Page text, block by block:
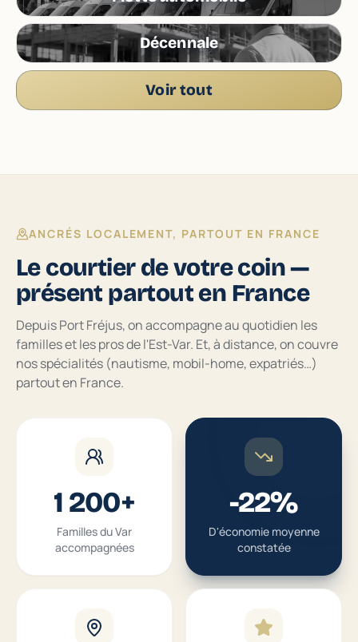
Décennale
Voir tout
ANCRÉS LOCALEMENT, PARTOUT EN FRANCE
Le courtier de votre coin —
présent partout en France
Depuis Port Fréjus, on accompagne au quotidien les
familles et les pros de l'Est-Var. Et, à distance, on couvre
nos spécialités (nautisme, mobil-home, expatriés…)
partout en France.
1 200+
Familles du Var
accompagnées
-22%
D'économie moyenne
constatée